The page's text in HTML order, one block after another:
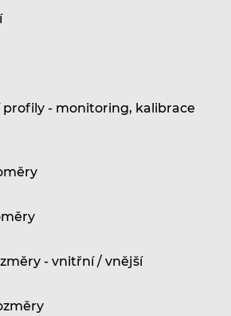
profily - monitoring, kalibrace
- vnitřní / vnější